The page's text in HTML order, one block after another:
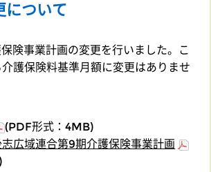
について
険事業計画の変更を行いました。こ
護保険料基準月額に変更はありませ
(PDF形式：4MB)
志広域連合第9期介護保険事業計画